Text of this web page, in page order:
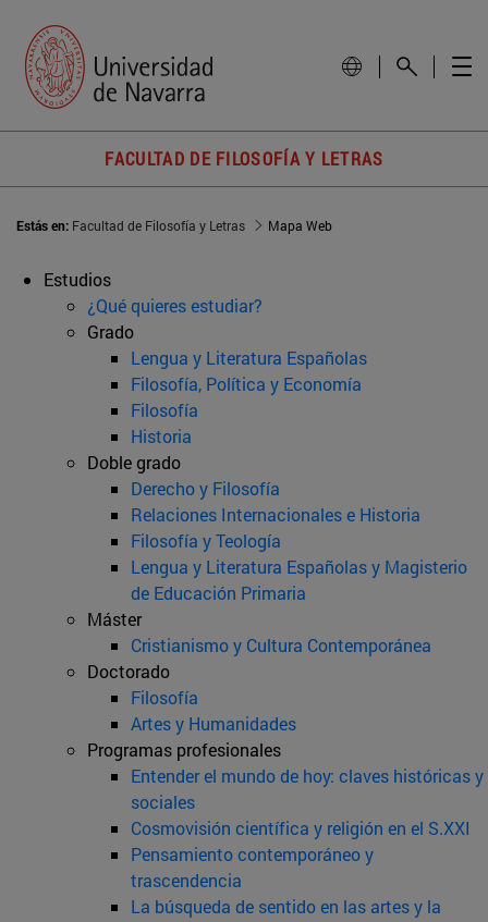
FACULTAD DE FILOSOFÍA Y LETRAS
Estás en: Facultad de Filosofía y Letras Mapa Web
Estudios
¿Qué quieres estudiar?
Grado
Lengua y Literatura Españolas
Filosofía, Política y Economía
Filosofía
Historia
Doble grado
Derecho y Filosofía
Relaciones Internacionales e Historia
Filosofía y Teología
Lengua y Literatura Españolas y Magisterio
de Educación Primaria
Máster
Cristianismo y Cultura Contemporánea
Doctorado
Filosofía
Artes y Humanidades
Programas profesionales
Entender el mundo de hoy: claves históricas y
sociales
Cosmovisión científica y religión en el S.XXI
Pensamiento contemporáneo y
trascendencia
La búsqueda de sentido en las artes y la